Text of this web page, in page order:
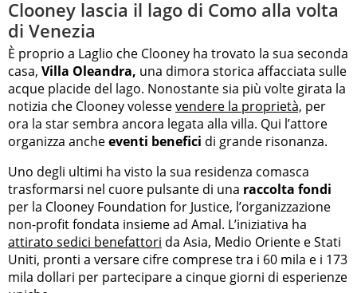
Clooney lascia il lago di Como alla volta
di Venezia
È proprio a Laglio che Clooney ha trovato la sua seconda
casa, Villa Oleandra, una dimora storica affacciata sulle
acque placide del lago. Nonostante sia più volte girata la
notizia che Clooney volessevendere la proprietà, per
ora la star sembra ancora legata alla villa. Qui l’attore
organizza ancheeventi benefici di grande risonanza.
Uno degli ultimi ha visto la sua residenza comasca
trasformarsi nel cuore pulsante di una raccolta fondi
per la Clooney Foundation for Justice, l’organizzazione
non-profit fondata insieme ad Amal. L’iniziativa ha
attirato sedici benefattori da Asia, Medio Oriente e Stati
Uniti, pronti a versare cifre comprese tra i 60 mila e i 173
mila dollari per partecipare a cinque giorni di esperienze